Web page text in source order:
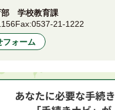
部 学校教育課
Fax:0537-21-1222
フォーム